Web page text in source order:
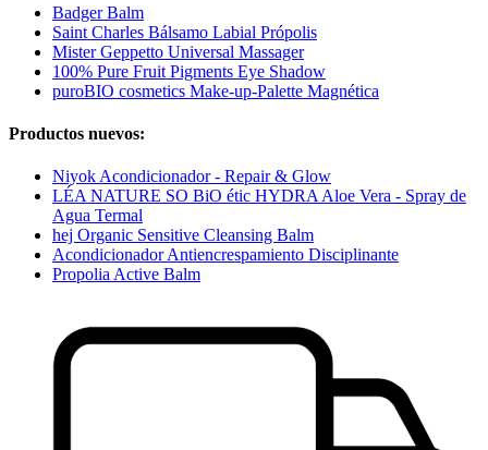
Badger Balm
Saint Charles Bálsamo Labial Própolis
Mister Geppetto Universal Massager
100% Pure Fruit Pigments Eye Shadow
puroBIO cosmetics Make-up-Palette Magnética
Productos nuevos:
Niyok Acondicionador - Repair & Glow
LÉA NATURE SO BiO étic HYDRA Aloe Vera - Spray de
Agua Termal
hej Organic Sensitive Cleansing Balm
Acondicionador Antiencrespamiento Disciplinante
Propolia Active Balm